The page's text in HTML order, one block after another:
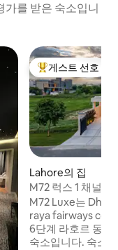
가를 받은 숙소입니
상위 게스트 선호
게스트 선호
Lahore의 집
M72 럭스 1 채널
라호르
M72 Luxe는 Dha
raya fairways
6단계 라호르 동일
숙소입니다. 숙소